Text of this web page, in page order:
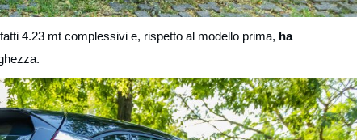
4.23 mt complessivi e, rispetto al modello prima, ha